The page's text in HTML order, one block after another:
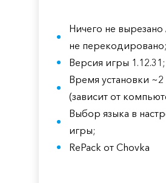
Ничего не вырезано
не перекодировано;
Версия игры 1.12.31;
Время установки
(зависит от
Выбор языка в
игры;
RePack от Chovka